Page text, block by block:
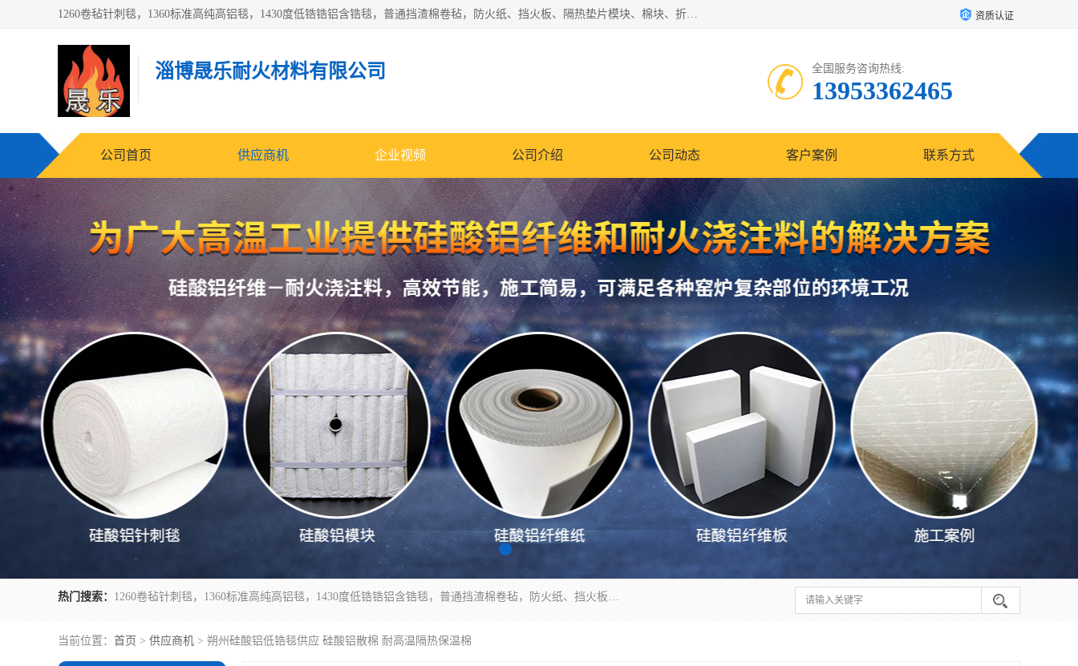
1260卷毡针刺毯，1360标准高纯高铝毯，1430度低锆锆铝含锆毯，普通挡渣棉卷毡，防火纸、挡火板、隔热垫片模块、棉块、折叠块、散棉高温固化剂价格规格密度多少钱图片视频立方平米参数指标 资质认证
淄博晟乐耐火材料有限公司 全国服务咨询热线:
13953362465
公司首页 供应商机 企业视频 公司介绍 公司动态 客户案例 联系方式
热门搜索： 1260卷毡针刺毯，1360标准高纯高铝毯，1430度低锆锆铝含锆毯，普通挡渣棉卷毡，防火纸、挡火板、隔热垫片模块、棉块、折叠块、散棉高温固化剂价格规格密度多少钱图片视频立方平米参数指标
当前位置： 首页 > 供应商机 > 朔州硅酸铝低锆毯供应 硅酸铝散棉 耐高温隔热保温棉